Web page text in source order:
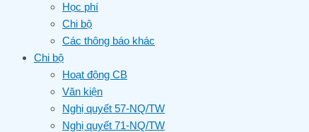
Học phí
Chi bộ
Các thông báo khác
Chi bộ
Hoạt động CB
Văn kiện
Nghị quyết 57-NQ/TW
Nghị quyết 71-NQ/TW